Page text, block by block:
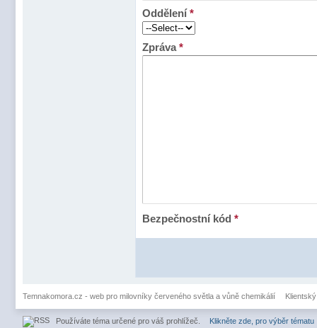
Oddělení*
Zpráva*
Bezpečnostní kód *
Temnakomora.cz - web pro milovníky červeného světla a vůně chemikálií
Používáte téma určené pro váš prohlížeč. Klikněte zde, pro výběr tématu